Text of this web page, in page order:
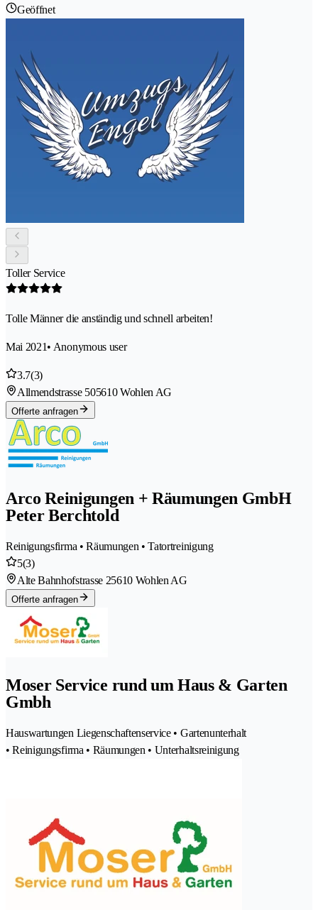
Geöffnet
Toller Service
Tolle Männer die anständig und schnell arbeiten!
Mai 2021• Anonymous user
3.7(3)
Allmendstrasse 505610 Wohlen AG
Offerte anfragen
Arco Reinigungen + Räumungen GmbH
Peter Berchtold
Reinigungsfirma • Räumungen • Tatortreinigung
5(3)
Alte Bahnhofstrasse 25610 Wohlen AG
Offerte anfragen
Moser Service rund um Haus & Garten
Gmbh
Hauswartungen Liegenschaftenservice • Gartenunterhalt
• Reinigungsfirma • Räumungen • Unterhaltsreinigung